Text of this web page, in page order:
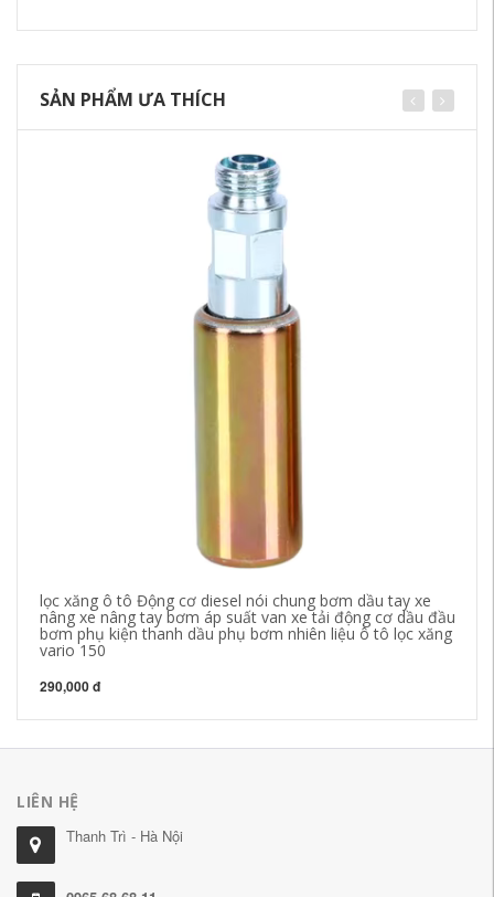
SẢN PHẨM ƯA THÍCH
lọc xăng ô tô Động cơ diesel nói chung bơm dầu tay xe
nâng xe nâng tay bơm áp suất van xe tải động cơ dầu đầu
bơm phụ kiện thanh dầu phụ bơm nhiên liệu ô tô lọc xăng
vario 150
290,000 đ
LIÊN HỆ
Thanh Trì - Hà Nội